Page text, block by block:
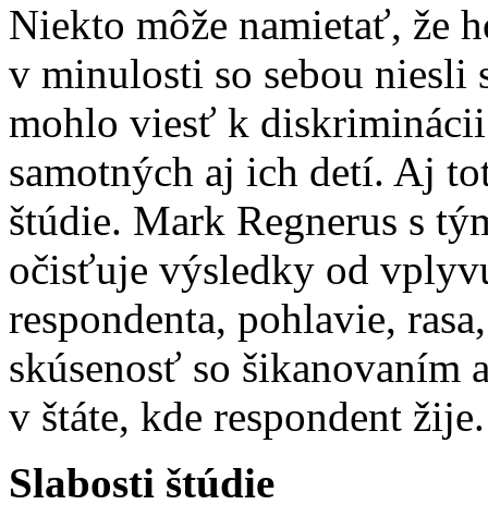
Niekto môže namietať, že
v minulosti so sebou niesli
mohlo viesť k
samotných aj ich detí. Aj
štúdie. Mark Regnerus s
očisťuje výsledky od
respondenta, pohlavie,
skúsenosť so šikanovaním
v štáte, kde respondent žije.
Slabosti štúdie